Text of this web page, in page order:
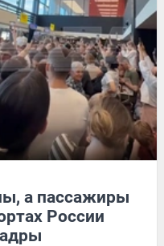
а пассажиры
России